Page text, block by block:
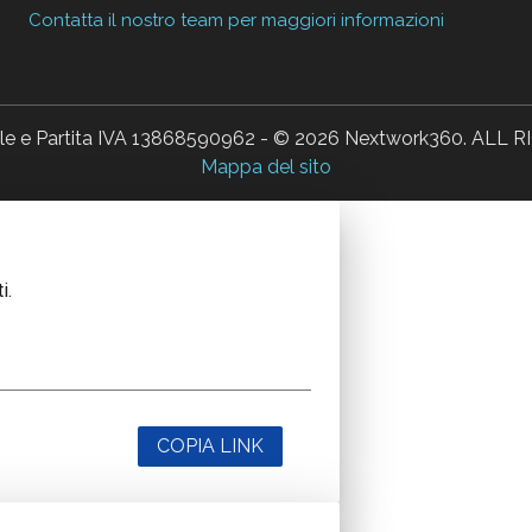
Contatta il nostro team per maggiori informazioni
e Partita IVA 13868590962 - © 2026 Nextwork360. ALL
Mappa del sito
COPIA LINK